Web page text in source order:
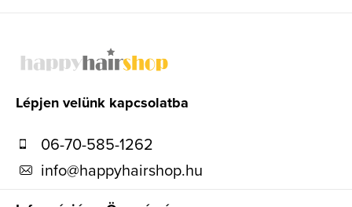
Lépjen velünk kapcsolatba
06-70-585-1262
info@happyhairshop.hu